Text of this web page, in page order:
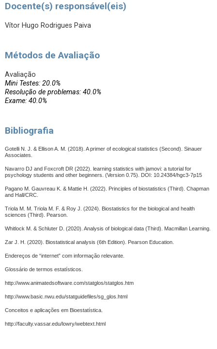
Docente(s) responsável(eis)
Vítor Hugo Rodrigues Paiva
Métodos de Avaliação
Avaliação
Mini Testes: 20.0%
Resolução de problemas: 40.0%
Exame: 40.0%
Bibliografia
Gotelli N. J. & Ellison A. M. (2018). A primer of ecological statistics (Second). Sinauer
Associates.
Navarro DJ and Foxcroft DR (2022). learning statistics with jamovi: a tutorial for
psychology students and other beginners. (Version 0.75). DOI: 10.24384/hgc3-7p15
Pagano M. Gauvreau K. & Mattie H. (2022). Principles of biostatistics (Third). Chapman
and Hall/CRC.
Triola M. M. Triola M. F. & Roy J. (2024). Biostatistics for the biological and health
sciences (Third). Pearson.
Whitlock M. & Schluter D. (2020). Analysis of biological data (Third). Macmillan Learning.
Zar J. H. (2020). Biostatistical analysis (6th Edition). Pearson Education.
Endereços de “internet” com informação relevante.
Glossário de termos estatísticos.
http://www.animatedsoftware.com/statglos/statglos.htm
http://www.basic.nwu.edu/statguidefiles/sg_glos.html
Conceitos e aplicações em Bioestatística.
http://faculty.vassar.edu/lowry/webtext.html